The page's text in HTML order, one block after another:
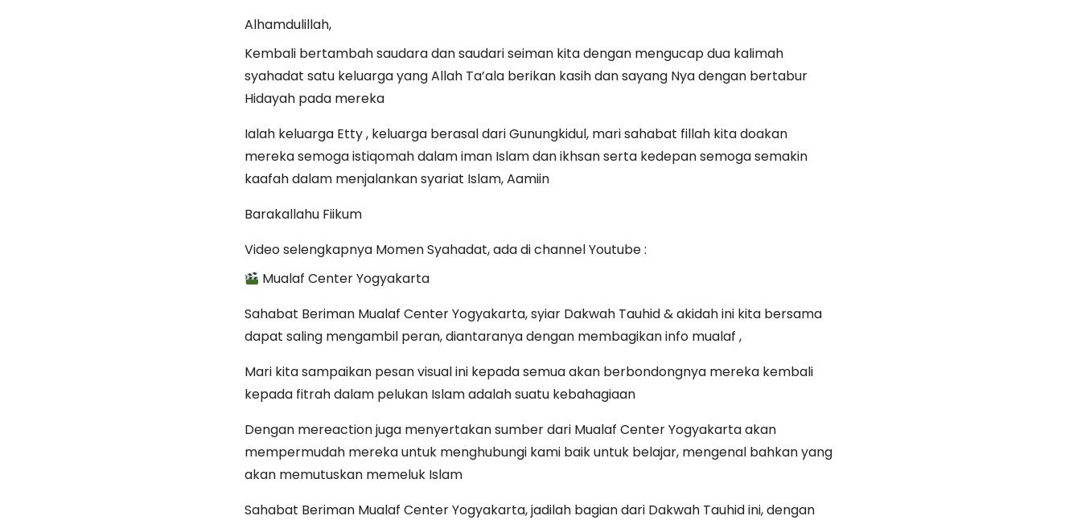
Alhamdulillah,
Kembali bertambah saudara dan saudari seiman kita dengan mengucap dua kalimah
syahadat satu keluarga yang Allah Ta’ala berikan kasih dan sayang Nya dengan bertabur
Hidayah pada mereka
Ialah keluarga Etty , keluarga berasal dari Gunungkidul, mari sahabat fillah kita doakan
mereka semoga istiqomah dalam iman Islam dan ikhsan serta kedepan semoga semakin
kaafah dalam menjalankan syariat Islam, Aamiin
Barakallahu Fiikum
Video selengkapnya Momen Syahadat, ada di channel Youtube :
Mualaf Center Yogyakarta
Sahabat Beriman Mualaf Center Yogyakarta, syiar Dakwah Tauhid & akidah ini kita bersama
dapat saling mengambil peran, diantaranya dengan membagikan info mualaf ,
Mari kita sampaikan pesan visual ini kepada semua akan berbondongnya mereka kembali
kepada fitrah dalam pelukan Islam adalah suatu kebahagiaan
Dengan mereaction juga menyertakan sumber dari Mualaf Center Yogyakarta akan
mempermudah mereka untuk menghubungi kami baik untuk belajar, mengenal bahkan yang
akan memutuskan memeluk Islam
Sahabat Beriman Mualaf Center Yogyakarta, jadilah bagian dari Dakwah Tauhid ini, dengan